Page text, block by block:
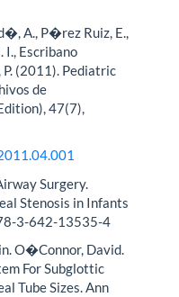
A., P�rez Ruiz, E.,
Escribano
(2011). Pediatric
de
47(7),
Surgery.
Stenosis in Infants
3-642-13535-4
O�Connor, David.
For Subglottic
Tube Sizes. Ann